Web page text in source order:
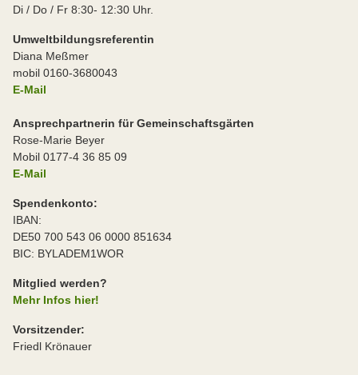
Di / Do / Fr 8:30- 12:30 Uhr.
Umweltbildungsreferentin
Diana Meßmer
mobil 0160-3680043
E-Mail
Ansprechpartnerin für Gemeinschaftsgärten
Rose-Marie Beyer
Mobil 0177-4 36 85 09
E-Mail
Spendenkonto:
IBAN:
DE50 700 543 06 0000 851634
BIC: BYLADEM1WOR
Mitglied werden?
Mehr Infos hier!
Vorsitzender:
Friedl Krönauer